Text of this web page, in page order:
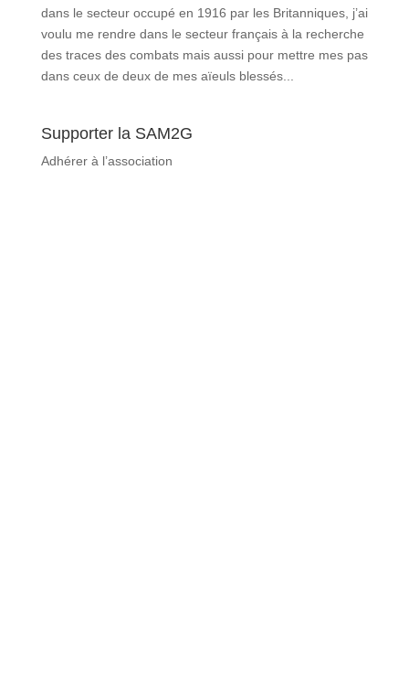
dans le secteur occupé en 1916 par les Britanniques, j’ai
voulu me rendre dans le secteur français à la recherche
des traces des combats mais aussi pour mettre mes pas
dans ceux de deux de mes aïeuls blessés...
Supporter la SAM2G
Adhérer à l’association